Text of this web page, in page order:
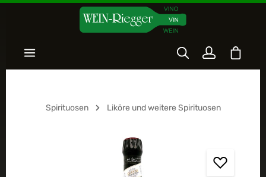
Zum Hauptinhalt springen
Spirituosen Liköre und weitere Spirituosen